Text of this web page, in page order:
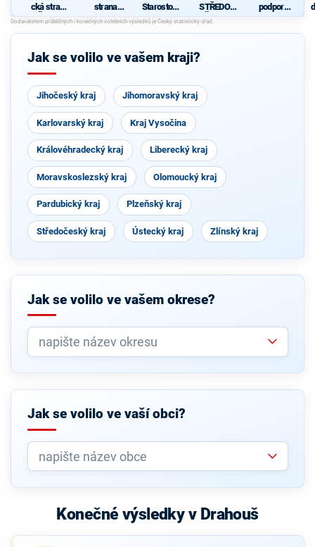
cká strana
Čech a
Moravy
strana
sociálně
demokrati
cká
Starostové
pro
Středočes
ký kraj
STŘEDOČ
EŠI 2012"
podporu
dobrovoln
a dalších
Jak se volilo ve vašem kraji?
Jihočeský kraj Jihomoravský kraj
Karlovarský kraj Kraj Vysočina
Královéhradecký kraj Liberecký kraj
Moravskoslezský kraj Olomoucký kraj
Pardubický kraj Plzeňský kraj
Středočeský kraj Ústecký kraj Zlínský kraj
Jak se volilo ve vašem okrese?
Jak se volilo ve vaší obci?
Konečné výsledky v Drahouš